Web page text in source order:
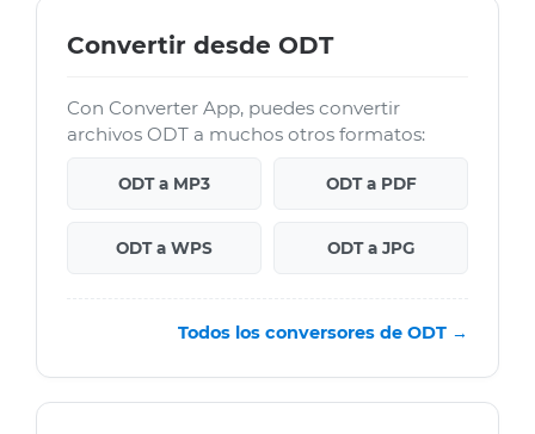
Convertir desde ODT
Con Converter App, puedes convertir
archivos ODT a muchos otros formatos:
ODT a MP3 ODT a PDF
ODT a WPS ODT a JPG
Todos los conversores de ODT →